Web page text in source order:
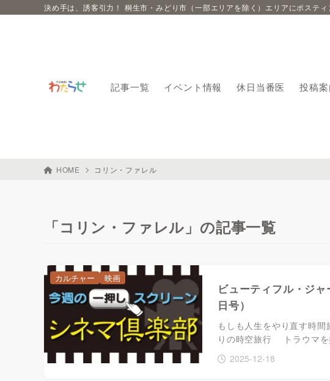
決め手は、誘客引力！ 桐生市・みどり市（一部エリアを除く）エリアにポステ
記事一覧 イベント情報 休日当番医 投稿
HOME コリン・ファレル
「コリン・ファレル」の記事一覧
ビューティフル・ジ
日号）
もしも人生をやり直す時
りの時空旅行 トラウマ
2025-12-18
カルチャー 映画